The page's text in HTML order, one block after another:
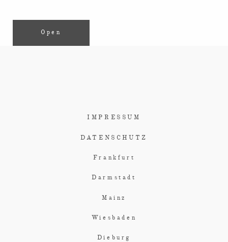
Open
IMPRESSUM
DATENSCHUTZ
Frankfurt
Darmstadt
Mainz
Wiesbaden
Dieburg